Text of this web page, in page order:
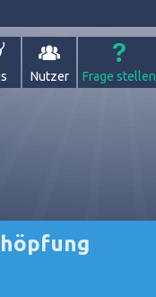
Nutzer Frage stellen